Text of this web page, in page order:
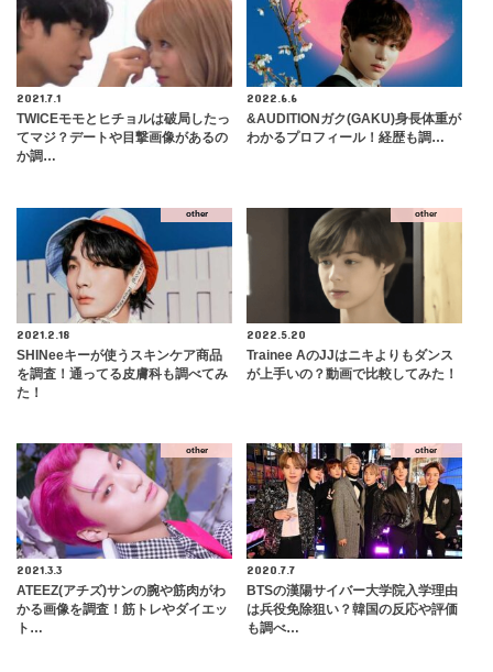
2021.7.1
TWICEモモとヒチョルは破局したっ
てマジ？デートや目撃画像があるの
か調…
2022.6.6
&AUDITIONガク(GAKU)身長体重が
わかるプロフィール！経歴も調…
other
2021.2.18
SHINeeキーが使うスキンケア商品
を調査！通ってる皮膚科も調べてみ
た！
other
2022.5.20
Trainee AのJJはニキよりもダンス
が上手いの？動画で比較してみた！
other
2021.3.3
ATEEZ(アチズ)サンの腕や筋肉がわ
かる画像を調査！筋トレやダイエッ
ト…
other
2020.7.7
BTSの漢陽サイバー大学院入学理由
は兵役免除狙い？韓国の反応や評価
も調べ…